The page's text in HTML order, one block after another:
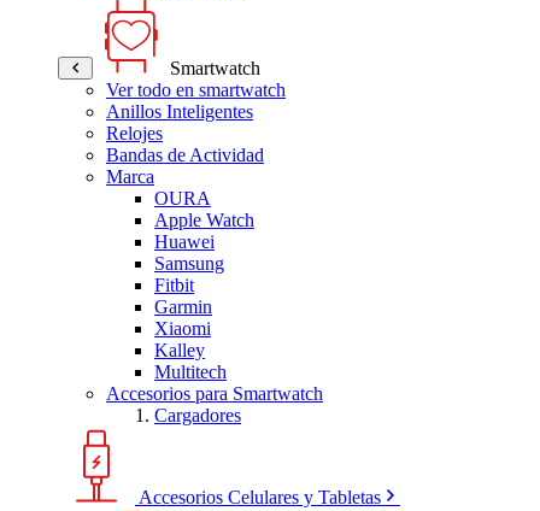
Smartwatch
Ver todo en smartwatch
Anillos Inteligentes
Relojes
Bandas de Actividad
Marca
OURA
Apple Watch
Huawei
Samsung
Fitbit
Garmin
Xiaomi
Kalley
Multitech
Accesorios para Smartwatch
Cargadores
Accesorios Celulares y Tabletas